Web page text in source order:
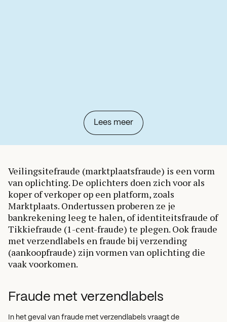
Lees meer
Veilingsitefraude (marktplaatsfraude) is een vorm
van oplichting. De oplichters doen zich voor als
koper of verkoper op een platform, zoals
Marktplaats. Ondertussen proberen ze je
bankrekening leeg te halen, of identiteitsfraude of
Tikkiefraude (1-cent-fraude) te plegen. Ook fraude
met verzendlabels en fraude bij verzending
(aankoopfraude) zijn vormen van oplichting die
vaak voorkomen.
Fraude met verzendlabels
In het geval van fraude met verzendlabels vraagt de